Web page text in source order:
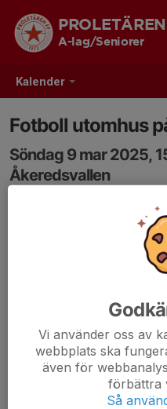
Kalender
A-lag/Seniorer
Fotboll utomhus
Söndag 9 mar 2025,
Åkeredsvallen
Samling: 14:45,
Vi använder oss av
webbplats ska
även för
förbättra
Så